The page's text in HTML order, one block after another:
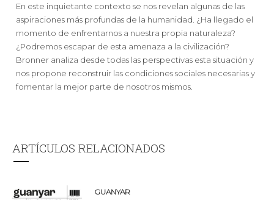
En este inquietante contexto se nos revelan algunas de las
aspiraciones más profundas de la humanidad. ¿Ha llegado el
momento de enfrentarnos a nuestra propia naturaleza?
¿Podremos escapar de esta amenaza a la civilización?
Bronner analiza desde todas las perspectivas esta situación y
nos propone reconstruir las condiciones sociales necesarias y
fomentar la mejor parte de nosotros mismos.
ARTÍCULOS RELACIONADOS
GUANYAR